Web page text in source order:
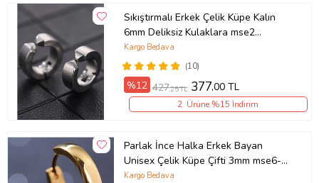
Sıkıştırmalı Erkek Çelik Küpe Kalın
6mm Deliksiz Kulaklara mse2
(Beyaz)
(10)
Kargo Bedava
%12 427,25 TL 377,00 TL
2. Ürüne %15 İndirim
Parlak İnce Halka Erkek Bayan
Unisex Çelik Küpe Çifti 3mm mse6-2
(Sarı)
Kargo Bedava